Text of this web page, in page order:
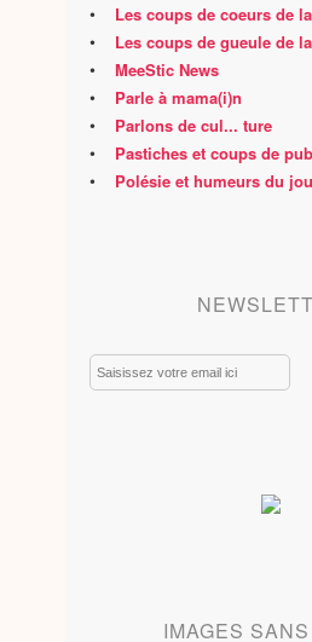
• Les coups de coeurs de
• Les coups de gueule de
• MeeStic News
• Parle à mama(i)n
• Parlons de cul... ture
• Pastiches et coups de pub
• Polésie et humeurs du
Email
IMAGES